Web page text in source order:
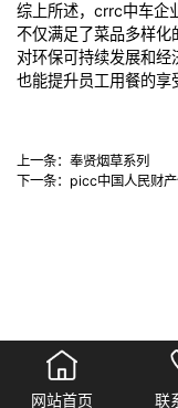
综上所述，crrc中车企
不仅满足了菜品多样
对环保可持续发展和
也能提升员工用餐的享
上一条： 奉贤烟草系列
下一条： picc中国人民财产
网站首页 联